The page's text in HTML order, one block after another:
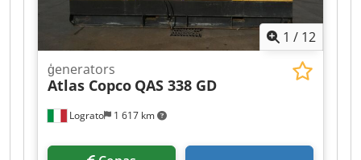
1 / 12
Lograto 1 617 km
ģenerators
Atlas Copco QAS 338 GD